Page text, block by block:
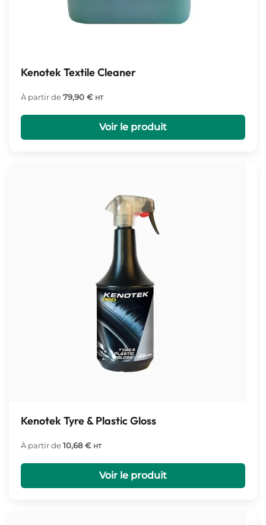
Kenotek Textile Cleaner
À partir de79,90 € HT
Voir le produit
Kenotek Tyre & Plastic Gloss
À partir de10,68€ HT
Voir le produit